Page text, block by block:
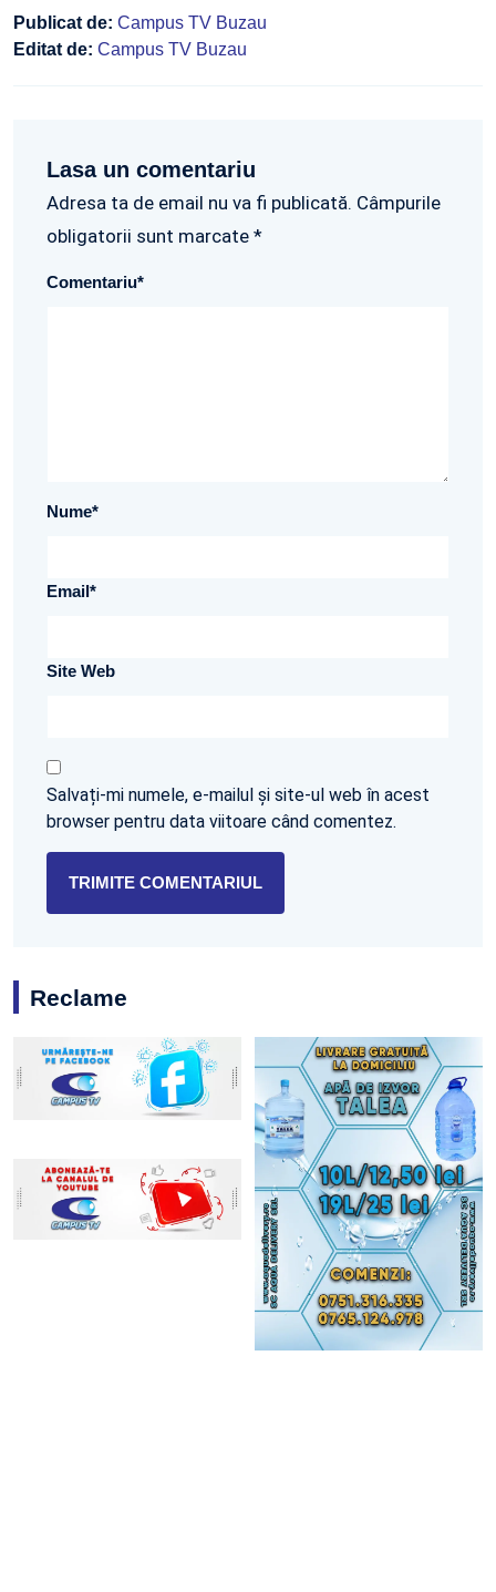
Publicat de: Campus TV Buzau
Editat de: Campus TV Buzau
Lasa un comentariu
Adresa ta de email nu va fi publicată. Câmpurile
obligatorii sunt marcate *
Comentariu*
Nume*
Email*
Site Web
Salvați-mi numele, e-mailul și site-ul web în acest
browser pentru data viitoare când comentez.
Reclame